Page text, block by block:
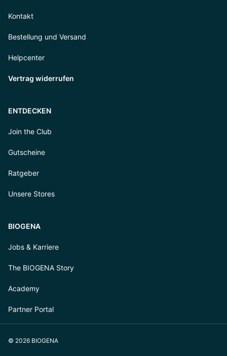
Kontakt
Bestellung und Versand
Helpcenter
Vertrag widerrufen
ENTDECKEN
Join the Club
Gutscheine
Ratgeber
Unsere Stores
BIOGENA
Jobs & Karriere
The BIOGENA Story
Academy
Partner Portal
© 2026 BIOGENA